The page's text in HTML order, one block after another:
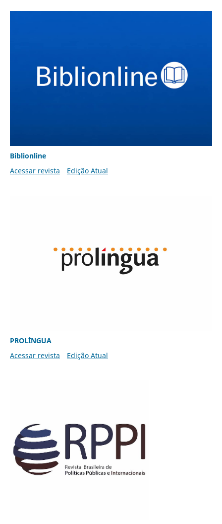
Biblionline
Acessar revista
Edição Atual
PROLÍNGUA
Acessar revista
Edição Atual